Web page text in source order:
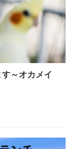
～オカメイ